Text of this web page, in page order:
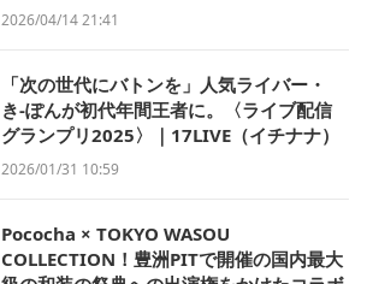
2026/04/14 21:41
「次の世代にバトンを」人気ライバー・
き-ぽんが初代年間王者に。〈ライブ配信
グランプリ2025〉｜17LIVE（イチナナ）
2026/01/31 10:59
Pococha × TOKYO WASOU
COLLECTION！豊洲PITで開催の国内最大